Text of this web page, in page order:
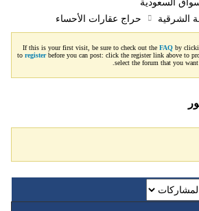
السعودية
الشرقية
حراج عقارات الأحساء
If this is your first visit, be sure to check out the FAQ by
to registerbefore you can post: click the register link above to
select the forum that you